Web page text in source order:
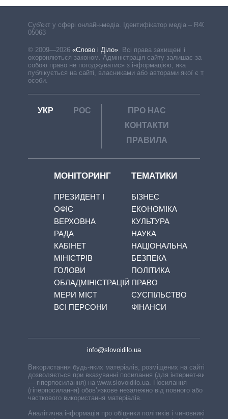
Cуб'єкт у сфері онлайн-медіа. Ідентифікатор медіа – R40-
05063
© 2009—2026 «Слово і Діло»
Всі права захищені і
охороняються законом. Адміністрація сайту залишає за
собою право не погоджуватися з інформацією, яка
публікується на сайті, власниками або авторами якої є треті
особи.
УКР РОС
ПРО НАС
КОНТАКТИ
ПРАВИЛА
МОНІТОРИНГ
ПРЕЗИДЕНТ І
ОФІС
ВЕРХОВНА
РАДА
КАБІНЕТ
МІНІСТРІВ
ГОЛОВИ
ОБЛАДМІНІСТРАЦІЙ
МЕРИ МІСТ
ВСІ ПЕРСОНИ
ТЕМАТИКИ
БІЗНЕС
ЕКОНОМІКА
КУЛЬТУРА
НАУКА
НАЦІОНАЛЬНА
БЕЗПЕКА
ПОЛІТИКА
ПРАВО
СУСПІЛЬСТВО
ФІНАНСИ
info@slovoidilo.ua
Використання будь-яких матеріалів, розміщених на сайті,
дозволяється при вказуванні посилання (для інтернет-видань
— гіперпосилання) на www.slovoidilo.ua. Посилання
(гіперпосилання) обов’язкове незалежно від повного або
часткового використання матеріалів.
Аналітична інформація про обіцянки політиків і чиновників,